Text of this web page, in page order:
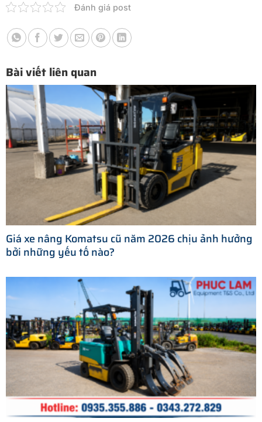
Đánh giá post
Bài viết liên quan
Giá xe nâng Komatsu cũ năm 2026 chịu ảnh hưởng
bởi những yếu tố nào?